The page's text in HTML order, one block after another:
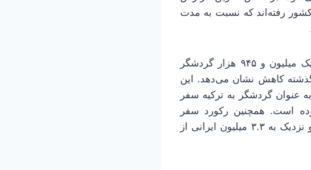
هزار ایرانی به خارج از کشور رفته‌اند که نسبت به مدت
براساس داده‌های وزارت گردشگری ترکیه، در ۸ماهه سال ۲۰۲۵ تعداد یک میلیون و ۹۴۵ هزار گردشگر
مشابه سال گذشته کاهش نشان می‌دهد. این
آمارها بسیار قابل تأمل است. تعداد ایرانی‌هایی که در ۸ماهه سال ۲۰۲۵ به عنوان گردشگر به ترکیه سفر
۱۲ ماهه سال‌های ۲۰۰۸ تا ۲۰۲۱ بیشتر بوده است. همچنین رکورد سفر
گردشگران ایرانی به ترکیه در ۱۲ ماهه سال گذشته شکسته شده است و نزدیک به ۳.۳ میلیون ایرانی از